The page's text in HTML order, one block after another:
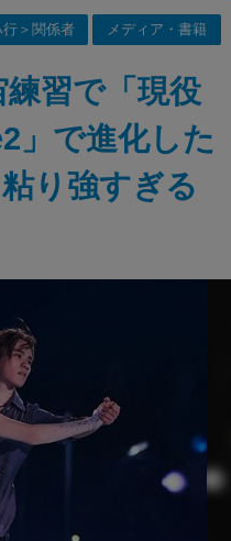
行＞関係者 メディア・書籍
練習で「現役
」で進化した
り強すぎる